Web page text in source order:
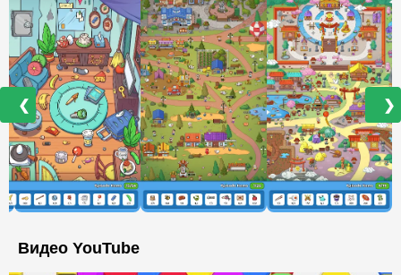
❮ ❯
Видео YouTube